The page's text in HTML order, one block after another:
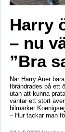
Harry
– nu
”Bra
När Harry Auer
förändrades på ett
utan att kunna
väntar ett stort
bilmärket
– Hur tackar man